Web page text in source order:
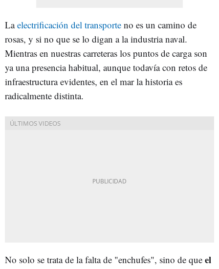
Laelectrificación del transporte no es un camino de
rosas, y si no que se lo digan a la industria naval.
Mientras en nuestras carreteras los puntos de carga son
ya una presencia habitual, aunque todavía con retos de
infraestructura evidentes, en el mar la historia es
radicalmente distinta.
No solo se trata de la falta de "enchufes", sino de que el